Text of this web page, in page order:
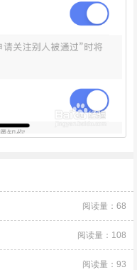
阅读量：68
阅读量：108
阅读量：93